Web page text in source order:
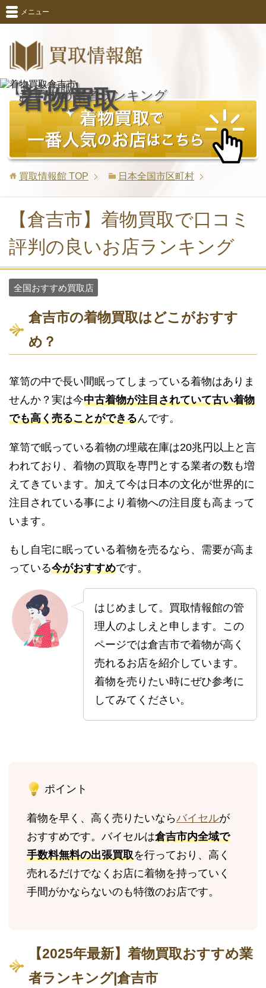
メニュー
【倉吉市版】
着物買取
おすすめ業者ランキング
買取情報館 TOP 日本全国市区町村
【倉吉市】着物買取で口コミ
評判の良いお店ランキング
全国おすすめ買取店
倉吉市の着物買取はどこがおすす
め？
箪笥の中で長い間眠ってしまっている着物はありま
せんか？実は今中古着物が注目されていて古い着物
でも高く売ることができるんです。
箪笥で眠っている着物の埋蔵在庫は20兆円以上と言
われており、着物の買取を専門とする業者の数も増
えてきています。加えて今は日本の文化が世界的に
注目されている事により着物への注目度も高まって
います。
もし自宅に眠っている着物を売るなら、需要が高ま
っている今がおすすめです。
はじめまして。買取情報館の管
理人のよしえと申します。この
ページでは倉吉市で着物が高く
売れるお店を紹介しています。
着物を売りたい時にぜひ参考に
してみてください。
ポイント
着物を早く、高く売りたいならバイセルが
おすすめです。バイセルは倉吉市内全域で
手数料無料の出張買取を行っており、高く
売れるだけでなくお店に着物を持っていく
手間がかならないのも特徴のお店です。
【2025年最新】着物買取おすすめ業
者ランキング|倉吉市